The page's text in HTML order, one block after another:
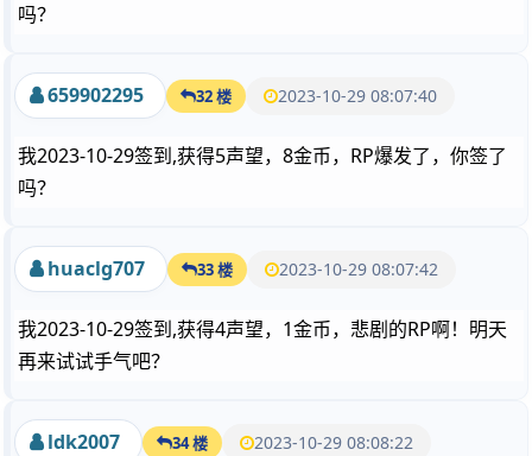
吗？
659902295 32 楼 2023-10-29 08:07:40
我2023-10-29签到,获得5声望，8金币，RP爆发了，你签了
吗？
huaclg707 33 楼 2023-10-29 08:07:42
我2023-10-29签到,获得4声望，1金币，悲剧的RP啊！明天
再来试试手气吧？
ldk2007 34 楼 2023-10-29 08:08:22